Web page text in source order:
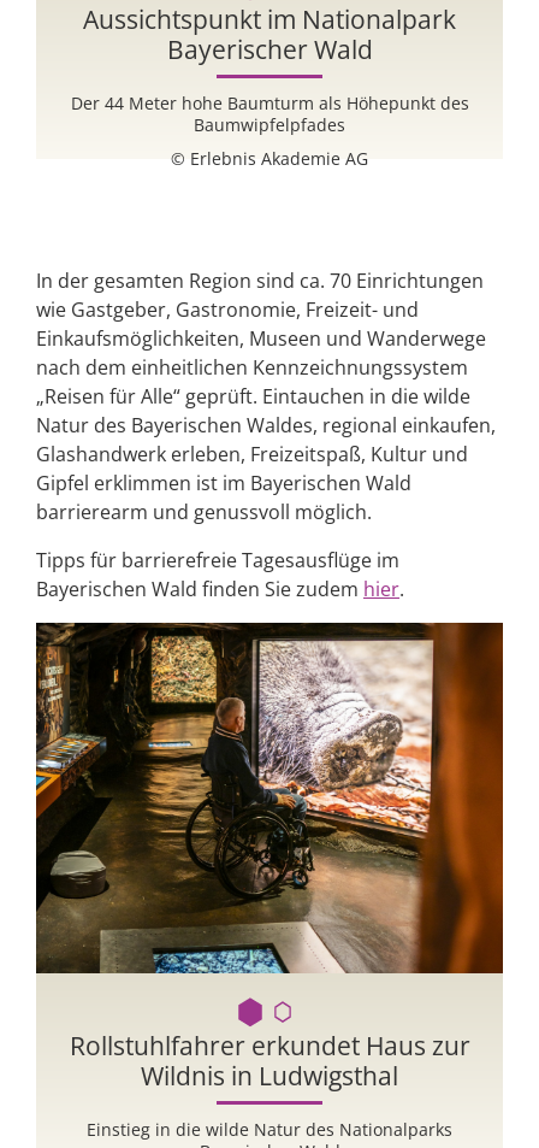
Aussichtspunkt im Nationalpark
Bayerischer Wald
Der 44 Meter hohe Baumturm als Höhepunkt des
Baumwipfelpfades
© Erlebnis Akademie AG
In der gesamten Region sind ca. 70 Einrichtungen
wie Gastgeber, Gastronomie, Freizeit- und
Einkaufsmöglichkeiten, Museen und Wanderwege
nach dem einheitlichen Kennzeichnungssystem
„Reisen für Alle“ geprüft. Eintauchen in die wilde
Natur des Bayerischen Waldes, regional einkaufen,
Glashandwerk erleben, Freizeitspaß, Kultur und
Gipfel erklimmen ist im Bayerischen Wald
barrierearm und genussvoll möglich.
Tipps für barrierefreie Tagesausflüge im
Bayerischen Wald finden Sie zudem hier.
Rollstuhlfahrer erkundet Haus zur
Wildnis in Ludwigsthal
Einstieg in die wilde Natur des Nationalparks